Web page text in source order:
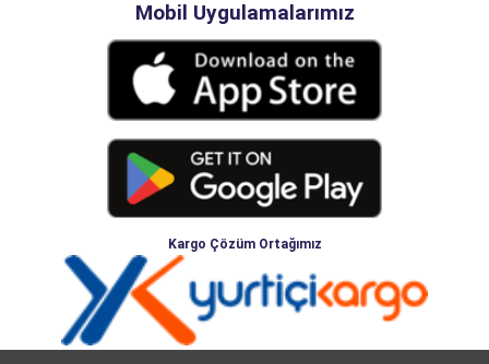
Mobil Uygulamalarımız
Kargo Çözüm Ortağımız